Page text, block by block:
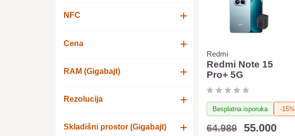
NFC
Cena
RAM (Gigabajt)
Rezolucija
Skladišni prostor (Gigabajt)
Redmi
Redmi Note 15
Pro+ 5G
12/512GB (plava)
+ Xiaomi Air Fryer
6.5L (crna)
Besplatna isporuka -15%
64.989 55.000